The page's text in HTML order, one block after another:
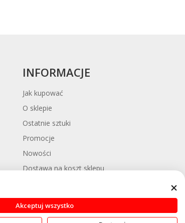
INFORMACJE
Jak kupować
O sklepie
Ostatnie sztuki
Promocje
Nowości
Dostawa na koszt sklepu
Blog
Akceptuj wszystko